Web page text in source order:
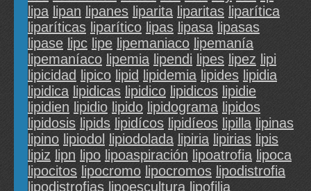
lipa lipan lipanes liparita liparitas liparítica
liparíticas liparítico lipas lipasa lipasas
lipase lipc lipe lipemaniaco lipemanía
lipemaníaco lipemia lipendi lipes lipez lipi
lipicidad
lipico lipid lipidemia lipides lipidia
lipidica lipidicas lipidico lipidicos lipidie
lipidien lipidio lipido lipidograma lipidos
lipidosis lipids lipidícos lipidíeos lipilla lipinas
lipino lipiodol lipiodolada lipiria lipirias lipis
lipiz lipn lipo lipoaspiración lipoatrofia lipoca
lipocitos lipocromo lipocromos lipodistrofia
lipodistrofias lipoescultura lipofilia